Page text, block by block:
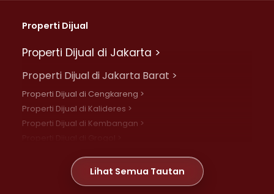
Properti Dijual
Properti Dijual di Jakarta >
Properti Dijual di Jakarta Barat >
Properti Dijual di Cengkareng >
Properti Dijual di Kalideres >
Properti Dijual di Kembangan >
Properti Dijual di Meruya >
Properti Dijual di Jelambar >
Lihat Semua Tautan